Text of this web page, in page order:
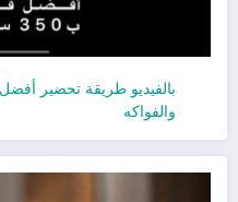
بالفيديو طريقة تحضير
والفواكه